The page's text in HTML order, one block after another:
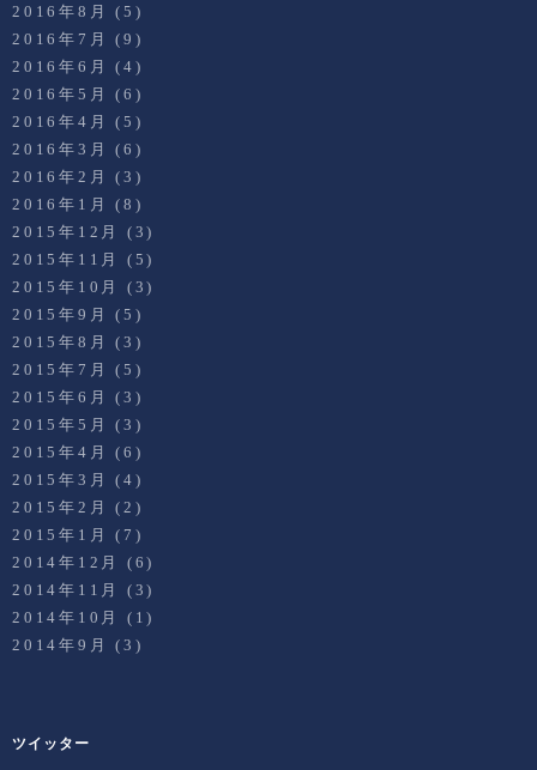
2016年8月
(5)
2016年7月
(9)
2016年6月
(4)
2016年5月
(6)
2016年4月
(5)
2016年3月
(6)
2016年2月
(3)
2016年1月
(8)
2015年12月
(3)
2015年11月
(5)
2015年10月
(3)
2015年9月
(5)
2015年8月
(3)
2015年7月
(5)
2015年6月
(3)
2015年5月
(3)
2015年4月
(6)
2015年3月
(4)
2015年2月
(2)
2015年1月
(7)
2014年12月
(6)
2014年11月
(3)
2014年10月
(1)
2014年9月
(3)
ツイッター